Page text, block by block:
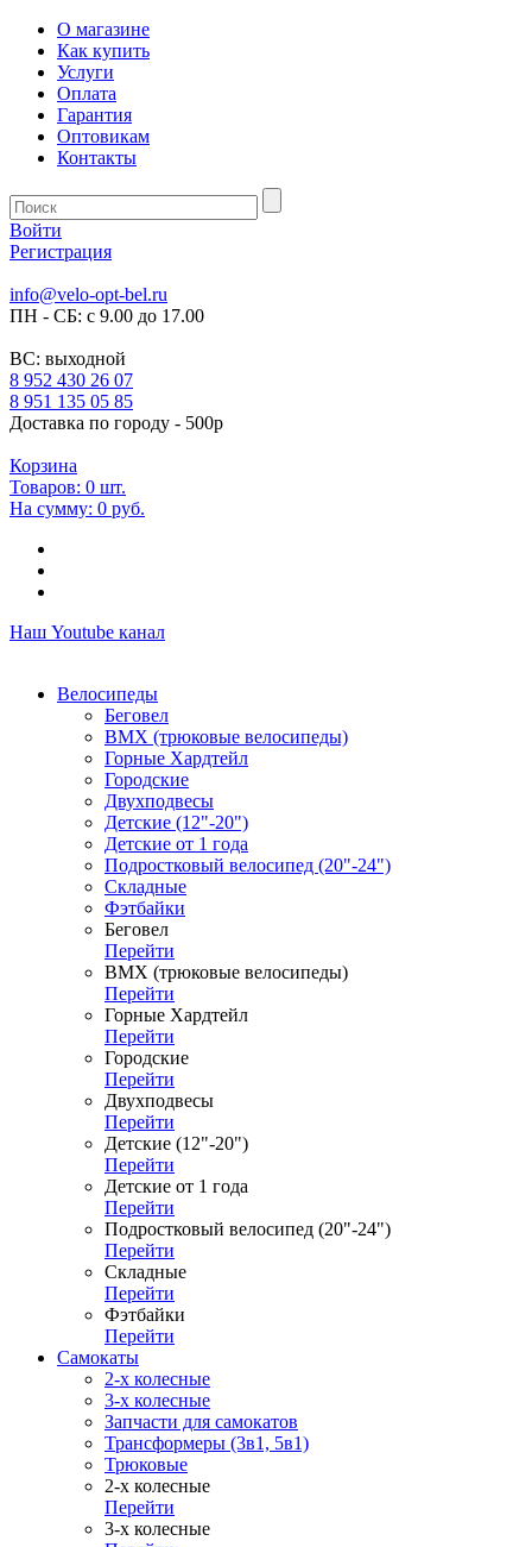
О магазине
Как купить
Услуги
Оплата
Гарантия
Оптовикам
Контакты
Войти
Регистрация
info@velo-opt-bel.ru
ПН - СБ: с 9.00 до 17.00
ВС: выходной
8 952 430 26 07
8 951 135 05 85
Доставка по городу - 500р
Корзина
Товаров: 0 шт.
На сумму: 0 руб.
Наш Youtube канал
Велосипеды
Беговел
ВМХ (трюковые велосипеды)
Горные Хардтейл
Городские
Двухподвесы
Детские (12"-20")
Детские от 1 года
Подростковый велосипед (20"-24")
Складные
Фэтбайки
Беговел
Перейти
ВМХ (трюковые велосипеды)
Перейти
Горные Хардтейл
Перейти
Городские
Перейти
Двухподвесы
Перейти
Детские (12"-20")
Перейти
Детские от 1 года
Перейти
Подростковый велосипед (20"-24")
Перейти
Складные
Перейти
Фэтбайки
Перейти
Самокаты
2-х колесные
3-х колесные
Запчасти для самокатов
Трансформеры (3в1, 5в1)
Трюковые
2-х колесные
Перейти
3-х колесные